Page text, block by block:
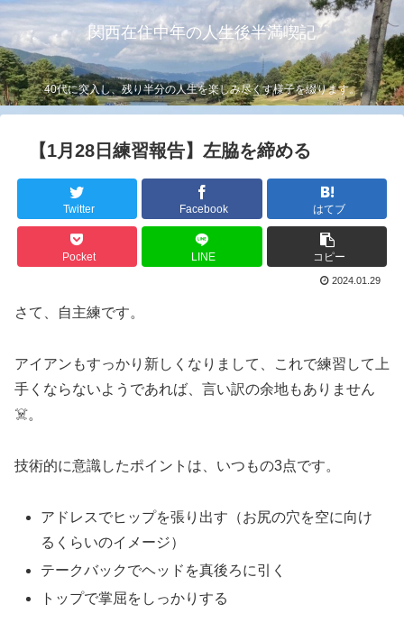
関西在住中年の人生後半満喫記
40代に突入し、残り半分の人生を楽しみ尽くす様子を綴ります。
【1月28日練習報告】左脇を締める
Twitter Facebook はてブ
Pocket LINE コピー
2024.01.29
さて、自主練です。
アイアンもすっかり新しくなりまして、これで練習して上
手くならないようであれば、言い訳の余地もありません
☠️。
技術的に意識したポイントは、いつもの3点です。
アドレスでヒップを張り出す（お尻の穴を空に向け
るくらいのイメージ）
テークバックでヘッドを真後ろに引く
トップで掌屈をしっかりする